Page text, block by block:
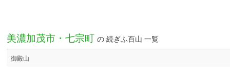
美濃加茂市・七宗町 の 続ぎふ百山 一覧
御殿山